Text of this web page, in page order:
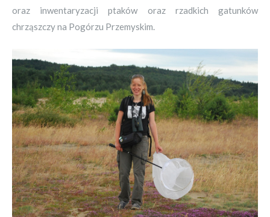
oraz inwentaryzacji ptaków oraz rzadkich gatunków
chrząszczy na Pogórzu Przemyskim.